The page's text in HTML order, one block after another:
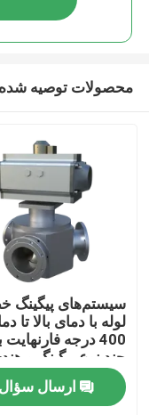
صفحه اصلی
محصولات توصیه شده
سیستم‌های پیگینگ
لوله با دمای بالا تا
400 درجه فارنهایت
چند نوع پیگینگ و
ارسال سؤال